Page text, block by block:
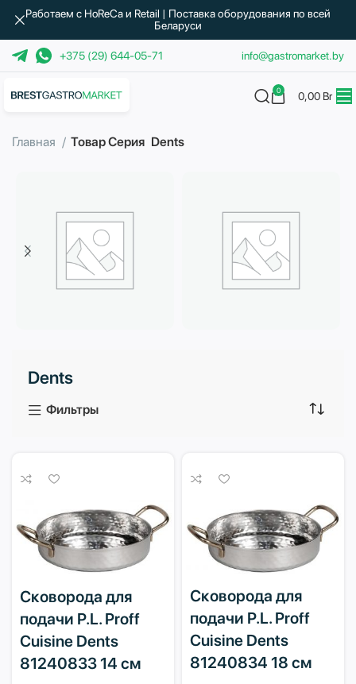
+375 (29) 644-05-71 info@gastromarket.by
0 0,00 Br
Главная Товар Серия Dents
3 продукта
Dents
Фильтры
Сковорода для
подачи P.L. Proff
Cuisine Dents
81240833 14 см
Сковорода для
подачи P.L. Proff
Cuisine Dents
81240834 18 см
Работаем с HoReCa и Retail | Поставка оборудования по всей
Беларуси